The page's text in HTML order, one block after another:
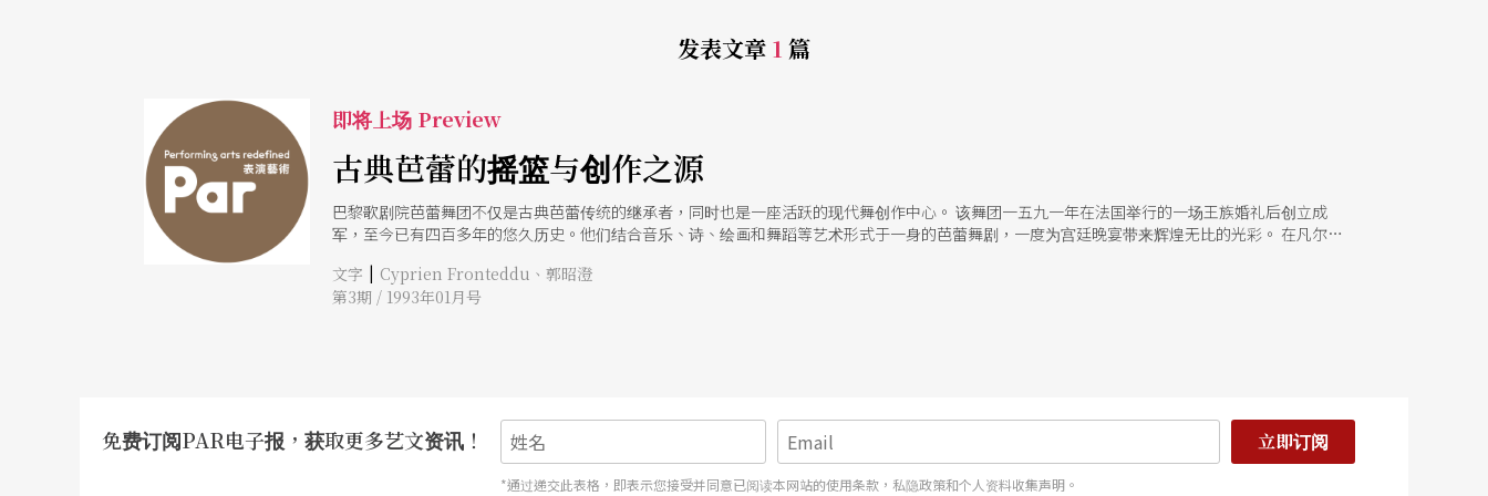
发表文章 1 篇
即将上场 Preview
古典芭蕾的摇篮与创作之源
巴黎歌剧院芭蕾舞团不仅是古典芭蕾传统的继承者，同时也是一座活跃的现代舞创作中心。 该舞团一五九一年在法国举行的一场王族婚礼后创立成
军，至今已有四百多年的悠久历史。他们结合音乐、诗、绘画和舞蹈等艺术形式于一身的芭蕾舞剧，一度为宫廷晚宴带来辉煌无比的光彩。 在凡尔赛
达臻节奏划一、结构严谨的古典美学境界，路易十四于是在一六六一年创立了皇家舞蹈学院。该校的宗旨在推展舞蹈专业训练、界定五项芭蕾基本动
作，并由人体自然动作中淬炼出曼妙的舞姿。
文字 | Cyprien Fronteddu、郭昭澄
第3期 / 1993年01月号
免费订阅PAR电子报，获取更多艺文资讯！ 立即订阅
*通过递交此表格，即表示您接受并同意已阅读本网站的使用条款，私隐政策和个人资料收集声明。